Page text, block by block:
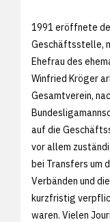
1991 eröffnete
Geschäftsstelle,
Ehefrau des
Winfried Kröger
Gesamtverein,
auf die
vor allem
bei Transfers um
Verbänden und
kurzfristig
waren. Vielen